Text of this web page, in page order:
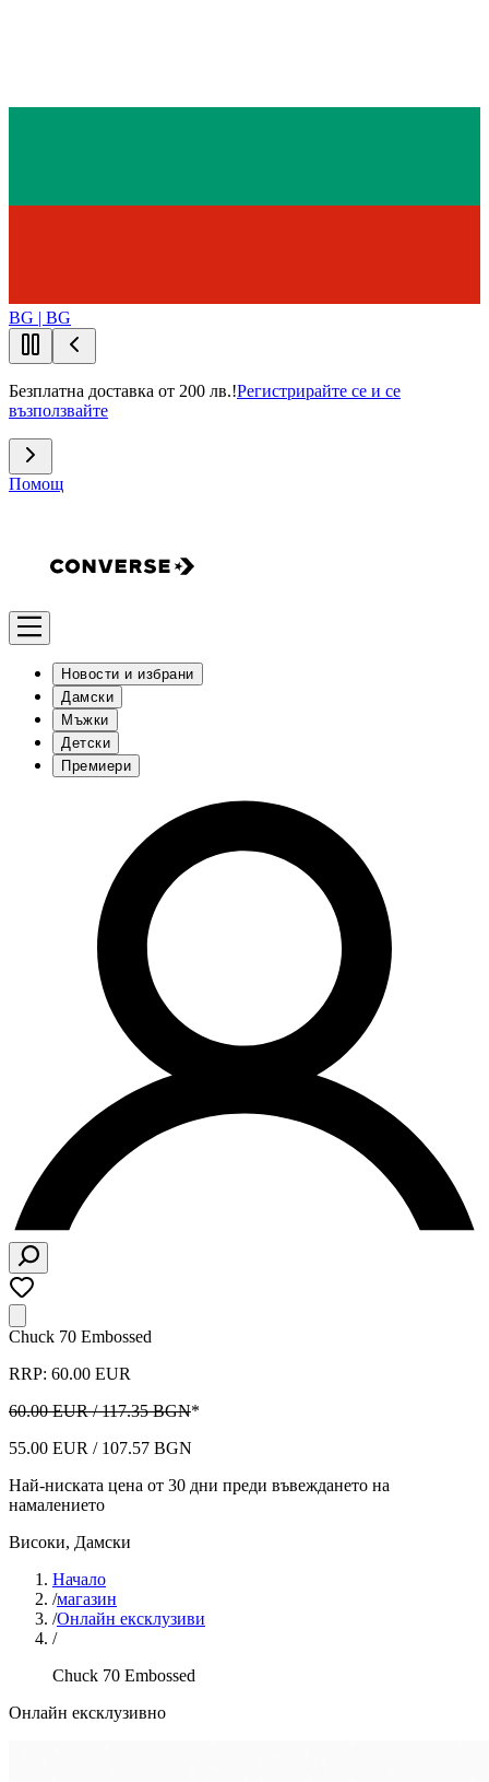
BG | BG
Безплатна доставка от 200 лв.!Регистрирайте се и се
възползвайте
Помощ
Новости и избрани
Дамски
Мъжки
Детски
Премиери
Chuck 70 Embossed
RRP: 60.00 EUR
60.00 EUR / 117.35 BGN*
55.00 EUR / 107.57 BGN
Най-ниската цена от 30 дни преди въвеждането на
намалението
Високи, Дамски
Начало
/магазин
/Онлайн ексклузиви
/
Chuck 70 Embossed
Онлайн ексклузивно